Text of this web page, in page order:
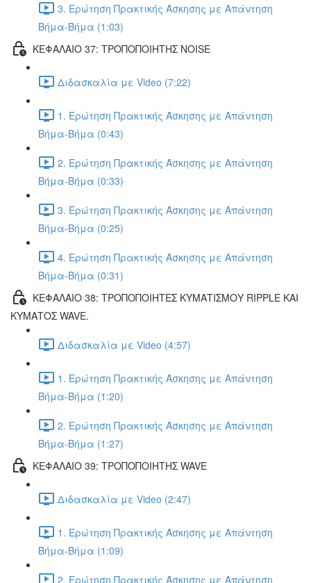
3. Ερώτηση Πρακτικής Άσκησης με Απάντηση
Βήμα-Βήμα (1:03)
ΚΕΦΑΛΑΙΟ 37: ΤΡΟΠΟΠΟΙΗΤΗΣ NOISE
Διδασκαλία με Video (7:22)
1. Ερώτηση Πρακτικής Άσκησης με Απάντηση
Βήμα-Βήμα (0:43)
2. Ερώτηση Πρακτικής Άσκησης με Απάντηση
Βήμα-Βήμα (0:33)
3. Ερώτηση Πρακτικής Άσκησης με Απάντηση
Βήμα-Βήμα (0:25)
4. Ερώτηση Πρακτικής Άσκησης με Απάντηση
Βήμα-Βήμα (0:31)
ΚΕΦΑΛΑΙΟ 38: ΤΡΟΠΟΠΟΙΗΤΕΣ ΚΥΜΑΤΙΣΜΟΥ RIPPLE ΚΑΙ
ΚΥΜΑΤΟΣ WAVE.
Διδασκαλία με Video (4:57)
1. Ερώτηση Πρακτικής Άσκησης με Απάντηση
Βήμα-Βήμα (1:20)
2. Ερώτηση Πρακτικής Άσκησης με Απάντηση
Βήμα-Βήμα (1:27)
ΚΕΦΑΛΑΙΟ 39: ΤΡΟΠΟΠΟΙΗΤΗΣ WAVE
Διδασκαλία με Video (2:47)
1. Ερώτηση Πρακτικής Άσκησης με Απάντηση
Βήμα-Βήμα (1:09)
2. Ερώτηση Πρακτικής Άσκησης με Απάντηση